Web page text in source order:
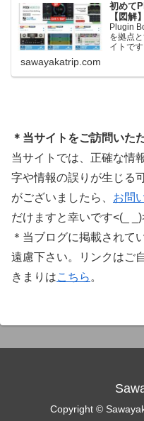
初めて
【図解】
Plugin
を拠点
イトで
に知っ
sawayakatrip.com
＊当サイトをご訪問いた
当サイトでは、正確な情
字や情報の誤りが生じる
がございましたら、 お問
だけますと幸いです<(_
＊当ブログに掲載されて
遠慮下さい。リンクはご
きまりはこちら 。
Copyright ©